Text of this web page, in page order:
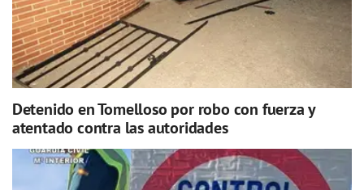
Detenido en Tomelloso por robo con fuerza y
atentado contra las autoridades